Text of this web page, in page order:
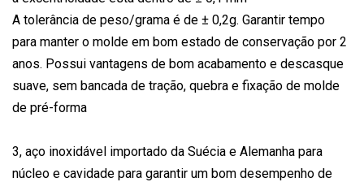
A tolerância de peso/grama é de ± 0,2g. Garantir tempo
para manter o molde em bom estado de conservação por 2
anos. Possui vantagens de bom acabamento e descasque
suave, sem bancada de tração, quebra e fixação de molde
de pré-forma
3, aço inoxidável importado da Suécia e Alemanha para
núcleo e cavidade para garantir um bom desempenho de